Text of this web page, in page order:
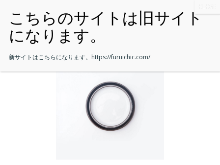
新サイトはこちらになります。 https://furuichic.com/